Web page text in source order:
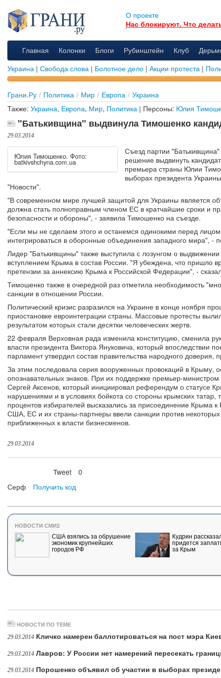
О проекте
Нас блокируют. Что
Главная Колонки Блоги Рубинштейн Клуб
Украина | Свобода слова | Болотное дело | Акции протеста |
Грани.Ру / Политика / Мир / Европа / Украина
Также: Украина, Европа, Мир, Политика | Персоны: Юлия
"Батькивщина" выдвинула Тимошенко
29.03.2014
Юлия Тимошенко. Фото:
batkivshchyna.com.ua
Съезд партии
решение выдвинуть
премьера страны Юлии
выборах президента
"Новости".
"В современном мире лучшей защитой для Украины является
должна стать полноправным членом ЕС в кратчайшие сроки и
безопасности и обороны", - заявила Тимошенко на съезде.
"Если мы не сделаем этого и останемся одинокими перед
интегрироваться в оборонные объединения западного мира", -
Лидер "Батькивщины" также выступила с лозунгом о
вступлением Крыма в состав России. "Я убеждена, что пришло
претензии за аннексию Крыма к Российской Федерации", -
Тимошенко также в очередной раз отметила необходимость
санкции в отношении России.
Политический кризис разразился на Украине в конце ноября
приостановке евроинтеграции страны. Массовые протесты
результатом которых стали десятки человеческих жертв.
22 февраля Верховная рада изменила конституцию, сменила
власти президента Виктора Януковича, который впоследствии
парламент утвердил состав правительства народного
За этим последовала серия вооруженных провокаций в
опознавательных знаков. При их поддержке премьер-
Сергей Аксенов, который инициировал референдум о статусе
нарушениями и в условиях бойкота со стороны крымских татар,
процентов избирателей высказались за присоединение Крыма
США, ЕС и их страны-партнеры ввели санкции против
приближенных к власти бизнесменов.
29.03.2014
Tweet
0
Серф
Получить код
НОВОСТИ СМИ2
США взялись за обрушение
экономик крупнейших
городов РФ
Кудрин
придется
за Крым
НОВОСТИ ПО ТЕМЕ
29.03.2014 Кличко намерен баллотироваться на пост мэра
29.03.2014 Лавров: У России нет намерений пересекать
29.03.2014 Порошенко объявил об участии в выборах